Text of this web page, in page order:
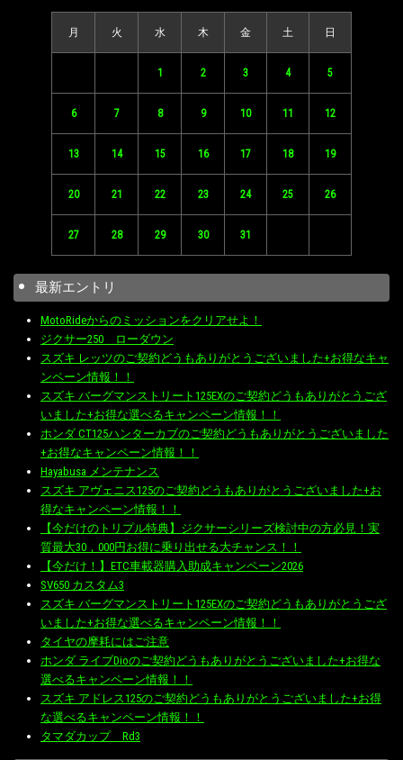
月 火 水 木 金 土 日
1 2 3 4 5
6 7 8 9 10 11 12
13 14 15 16 17 18 19
20 21 22 23 24 25 26
27 28 29 30 31
最新エントリ
MotoRideからのミッションをクリアせよ！
ジクサー250 ローダウン
スズキ レッツのご契約どうもありがとうございました+お得なキャ
ンペーン情報！！
スズキ バーグマンストリート125EXのご契約どうもありがとうござ
いました+お得な選べるキャンペーン情報！！
ホンダ CT125ハンターカブのご契約どうもありがとうございました
+お得なキャンペーン情報！！
Hayabusa メンテナンス
スズキ アヴェニス125のご契約どうもありがとうございました+お
得なキャンペーン情報！！
【今だけのトリプル特典】ジクサーシリーズ検討中の方必見！実
質最大30，000円お得に乗り出せる大チャンス！！
【今だけ！】ETC車載器購入助成キャンペーン2026
SV650 カスタム3
スズキ バーグマンストリート125EXのご契約どうもありがとうござ
いました+お得な選べるキャンペーン情報！！
タイヤの摩耗にはご注意
ホンダ ライブDioのご契約どうもありがとうございました+お得な
選べるキャンペーン情報！！
スズキ アドレス125のご契約どうもありがとうございました+お得
な選べるキャンペーン情報！！
タマダカップ Rd3